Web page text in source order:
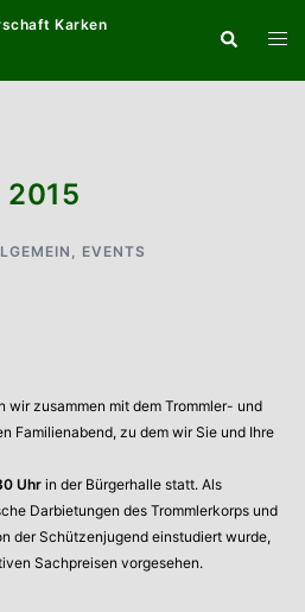
Karken
Suche
Menü
2015
, EVENTS
wir zusammen mit dem Trommler- und
Familienabend, zu dem wir Sie und Ihre
Uhr in der Bürgerhalle statt. Als
Darbietungen des Trommlerkorps und
der Schützenjugend einstudiert wurde,
Sachpreisen vorgesehen.